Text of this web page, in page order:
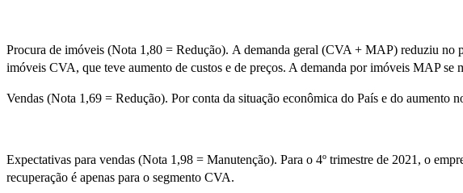
Procura de imóveis (Nota 1,80 = Redução). A demanda geral (CVA + MAP) reduziu no
imóveis CVA, que teve aumento de custos e de preços. A demanda por imóveis MAP
Vendas (Nota 1,69 = Redução). Por conta da situação econômica do País e do aumento
Expectativas para vendas (Nota 1,98 = Manutenção). Para o 4º trimestre de 2021, o
recuperação é apenas para o segmento CVA.